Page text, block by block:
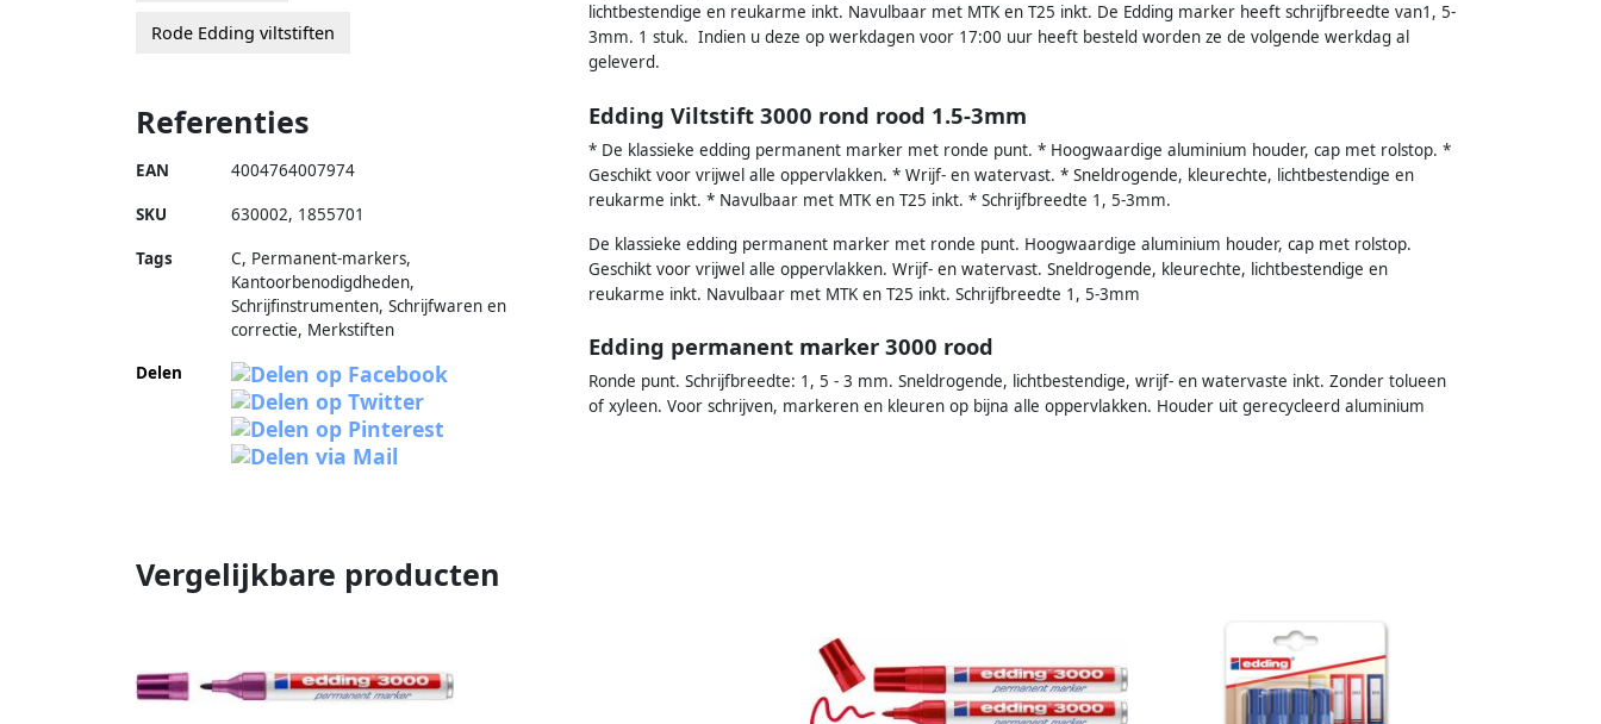
lichtbestendige en reukarme inkt. Navulbaar met MTK en T25 inkt. De Edding marker heeft schrijfbreedte van1, 5-
3mm. 1 stuk. Indien u deze op werkdagen voor 17:00 uur heeft besteld worden ze de volgende werkdag al
geleverd.
Edding Viltstift 3000 rond rood 1.5-3mm
* De klassieke edding permanent marker met ronde punt. * Hoogwaardige aluminium houder, cap met rolstop. *
Geschikt voor vrijwel alle oppervlakken. * Wrijf- en watervast. * Sneldrogende, kleurechte, lichtbestendige en
reukarme inkt. * Navulbaar met MTK en T25 inkt. * Schrijfbreedte 1, 5-3mm.
De klassieke edding permanent marker met ronde punt. Hoogwaardige aluminium houder, cap met rolstop.
Geschikt voor vrijwel alle oppervlakken. Wrijf- en watervast. Sneldrogende, kleurechte, lichtbestendige en
reukarme inkt. Navulbaar met MTK en T25 inkt. Schrijfbreedte 1, 5-3mm
Edding permanent marker 3000 rood
Ronde punt. Schrijfbreedte: 1, 5 - 3 mm. Sneldrogende, lichtbestendige, wrijf- en watervaste inkt. Zonder tolueen
of xyleen. Voor schrijven, markeren en kleuren op bijna alle oppervlakken. Houder uit gerecycleerd aluminium
Rode Edding viltstiften
Referenties
EAN 4004764007974
SKU 630002, 1855701
Tags
C, Permanent-markers,
Kantoorbenodigdheden,
Schrijfinstrumenten, Schrijfwaren en
correctie, Merkstiften
Delen
Vergelijkbare producten